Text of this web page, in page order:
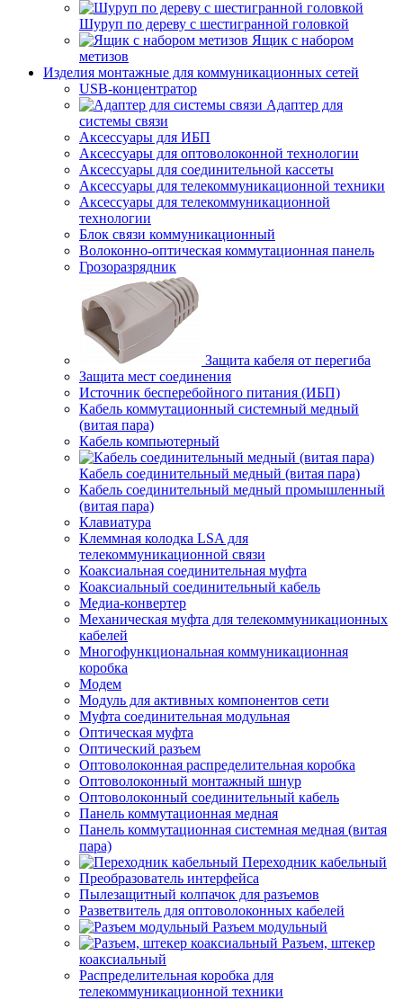
Шуруп по дереву с шестигранной головкой
Ящик с набором
метизов
Изделия монтажные для коммуникационных сетей
USB-концентратор
Адаптер для
системы связи
Аксессуары для ИБП
Аксессуары для оптоволоконной технологии
Аксессуары для соединительной кассеты
Аксессуары для телекоммуникационной техники
Аксессуары для телекоммуникационной
технологии
Блок связи коммуникационный
Волоконно-оптическая коммутационная панель
Грозоразрядник
Защита кабеля от перегиба
Защита мест соединения
Источник бесперебойного питания (ИБП)
Кабель коммутационный системный медный
(витая пара)
Кабель компьютерный
Кабель соединительный медный (витая пара)
Кабель соединительный медный промышленный
(витая пара)
Клавиатура
Клеммная колодка LSA для
телекоммуникационной связи
Коаксиальная соединительная муфта
Коаксиальный соединительный кабель
Медиа-конвертер
Механическая муфта для телекоммуникационных
кабелей
Многофункциональная коммуникационная
коробка
Модем
Модуль для активных компонентов сети
Муфта соединительная модульная
Оптическая муфта
Оптический разъем
Оптоволоконная распределительная коробка
Оптоволоконный монтажный шнур
Оптоволоконный соединительный кабель
Панель коммутационная медная
Панель коммутационная системная медная (витая
пара)
Переходник кабельный
Преобразователь интерфейса
Пылезащитный колпачок для разъемов
Разветвитель для оптоволоконных кабелей
Разъем модульный
Разъем, штекер
коаксиальный
Распределительная коробка для
телекоммуникационной техники